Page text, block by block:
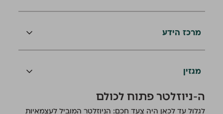
מרכז הידע
מגזין
ה-ניוזלטר פתוח לכולם
לגלול עד לכאן היה צעד חכם: הניוזלטר המוביל לעצמאיות